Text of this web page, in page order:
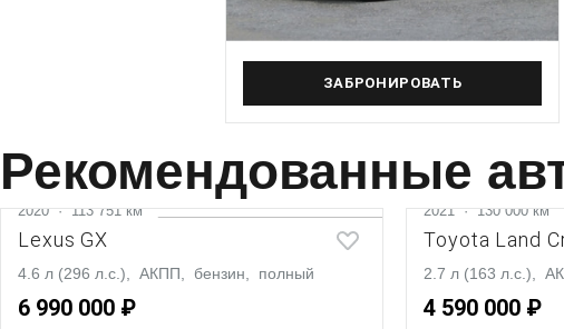
3 090 000 ₽
ЗАБРОНИРОВАТЬ
Рекомендованные
2020·113 751 км
Lexus GX
4.6 л (296 л.с.), АКПП, бензин, полный
6 990 000 ₽
2021·130 000 км
Toyota Land
2.7 л (163 л.с.),
4 590 000 ₽